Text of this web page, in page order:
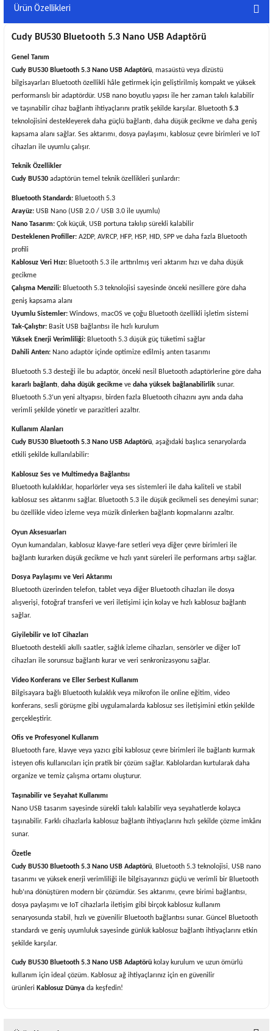
Ürün Özellikleri
Cudy BU530 Bluetooth 5.3 Nano USB Adaptörü
Genel Tanım
Cudy BU530 Bluetooth 5.3 Nano USB Adaptörü, masaüstü veya dizüstü
bilgisayarları Bluetooth özellikli hâle getirmek için geliştirilmiş kompakt ve yüksek
performanslı bir adaptördür. USB nano boyutlu yapısı ile her zaman takılı kalabilir
ve taşınabilir cihaz bağlantı ihtiyaçlarını pratik şekilde karşılar. Bluetooth 5.3
teknolojisini destekleyerek daha güçlü bağlantı, daha düşük gecikme ve daha geniş
kapsama alanı sağlar. Ses aktarımı, dosya paylaşımı, kablosuz çevre birimleri ve IoT
cihazları ile uyumlu çalışır.
Teknik Özellikler
Cudy BU530 adaptörün temel teknik özellikleri şunlardır:
Bluetooth Standardı: Bluetooth 5.3
Arayüz: USB Nano (USB 2.0 / USB 3.0 ile uyumlu)
Nano Tasarım: Çok küçük, USB portuna takılıp sürekli kalabilir
Desteklenen Profiller: A2DP, AVRCP, HFP, HSP, HID, SPP ve daha fazla Bluetooth
profili
Kablosuz Veri Hızı: Bluetooth 5.3 ile arttırılmış veri aktarım hızı ve daha düşük
gecikme
Çalışma Menzili: Bluetooth 5.3 teknolojisi sayesinde önceki nesillere göre daha
geniş kapsama alanı
Uyumlu Sistemler: Windows, macOS ve çoğu Bluetooth özellikli işletim sistemi
Tak-Çalıştır: Basit USB bağlantısı ile hızlı kurulum
Yüksek Enerji Verimliliği: Bluetooth 5.3 düşük güç tüketimi sağlar
Dahili Anten: Nano adaptör içinde optimize edilmiş anten tasarımı
Bluetooth 5.3 desteği ile bu adaptör, önceki nesil Bluetooth adaptörlerine göre daha
kararlı bağlantı, daha düşük gecikme ve daha yüksek bağlanabilirlik sunar.
Bluetooth 5.3’un yeni altyapısı, birden fazla Bluetooth cihazını aynı anda daha
verimli şekilde yönetir ve parazitleri azaltır.
Kullanım Alanları
Cudy BU530 Bluetooth 5.3 Nano USB Adaptörü, aşağıdaki başlıca senaryolarda
etkili şekilde kullanılabilir:
Kablosuz Ses ve Multimedya Bağlantısı
Bluetooth kulaklıklar, hoparlörler veya ses sistemleri ile daha kaliteli ve stabil
kablosuz ses aktarımı sağlar. Bluetooth 5.3 ile düşük gecikmeli ses deneyimi sunar;
bu özellikle video izleme veya müzik dinlerken bağlantı kopmalarını azaltır.
Oyun Aksesuarları
Oyun kumandaları, kablosuz klavye-fare setleri veya diğer çevre birimleri ile
bağlantı kurarken düşük gecikme ve hızlı yanıt süreleri ile performans artışı sağlar.
Dosya Paylaşımı ve Veri Aktarımı
Bluetooth üzerinden telefon, tablet veya diğer Bluetooth cihazları ile dosya
alışverişi, fotoğraf transferi ve veri iletişimi için kolay ve hızlı kablosuz bağlantı
sağlar.
Giyilebilir ve IoT Cihazları
Bluetooth destekli akıllı saatler, sağlık izleme cihazları, sensörler ve diğer IoT
cihazları ile sorunsuz bağlantı kurar ve veri senkronizasyonu sağlar.
Video Konferans ve Eller Serbest Kullanım
Bilgisayara bağlı Bluetooth kulaklık veya mikrofon ile online eğitim, video
konferans, sesli görüşme gibi uygulamalarda kablosuz ses iletişimini etkin şekilde
gerçekleştirir.
Ofis ve Profesyonel Kullanım
Bluetooth fare, klavye veya yazıcı gibi kablosuz çevre birimleri ile bağlantı kurmak
isteyen ofis kullanıcıları için pratik bir çözüm sağlar. Kablolardan kurtularak daha
organize ve temiz çalışma ortamı oluşturur.
Taşınabilir ve Seyahat Kullanımı
Nano USB tasarım sayesinde sürekli takılı kalabilir veya seyahatlerde kolayca
taşınabilir. Farklı cihazlarla kablosuz bağlantı ihtiyaçlarını hızlı şekilde çözme imkânı
sunar.
Özetle
Cudy BU530 Bluetooth 5.3 Nano USB Adaptörü, Bluetooth 5.3 teknolojisi, USB nano
tasarımı ve yüksek enerji verimliliği ile bilgisayarınızı güçlü ve verimli bir Bluetooth
hub’ına dönüştüren modern bir çözümdür. Ses aktarımı, çevre birimi bağlantısı,
dosya paylaşımı ve IoT cihazlarla iletişim gibi birçok kablosuz kullanım
senaryosunda stabil, hızlı ve güvenilir Bluetooth bağlantısı sunar. Güncel Bluetooth
standardı ve geniş uyumluluk sayesinde günlük kablosuz bağlantı ihtiyaçlarını etkin
şekilde karşılar.
Cudy BU530 Bluetooth 5.3 Nano USB Adaptörü kolay kurulum ve uzun ömürlü
kullanım için ideal çözüm. Kablosuz ağ ihtiyaçlarınız için en güvenilir
ürünleri Kablosuz Dünya da keşfedin!